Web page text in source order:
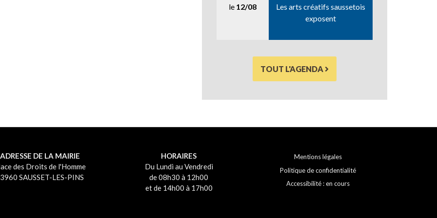
le 12/08
Les arts créatifs saussetois
exposent
TOUT L'AGENDA
ADRESSE DE LA MAIRIE
des Droits de l'Homme
SAUSSET-LES-PINS
HORAIRES
Du Lundi au Vendredi
de 08h30 à 12h00
et de 14h00 à 17h00
Mentions légales
Politique de confidentialité
Accessibilité : en cours